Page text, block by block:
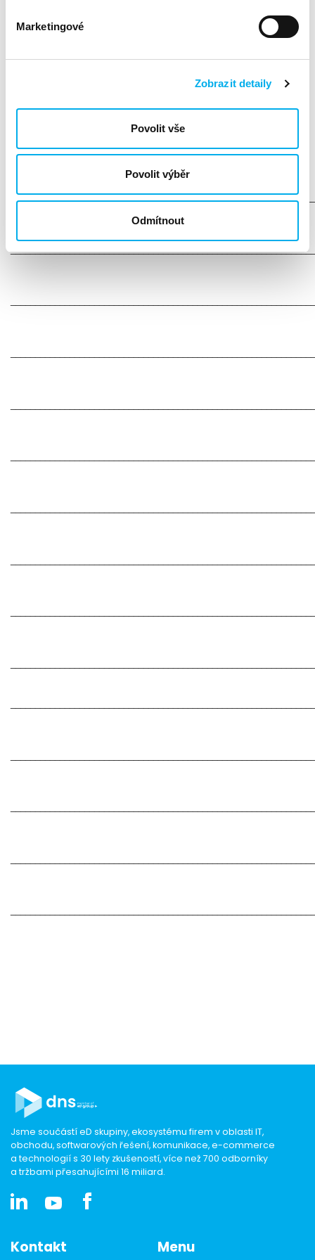
Marketingové
Zobrazit detaily
Povolit vše
Povolit výběr
Odmítnout
finder/encyclopedia/en/WiFi+7.html
Jsme součástí eD skupiny, ekosystému firem v oblasti IT,
obchodu, softwarových řešení, komunikace, e-commerce
a technologií s 30 lety zkušeností, více než 700 odborníky
a tržbami přesahujícími 16 miliard.
Kontakt Menu